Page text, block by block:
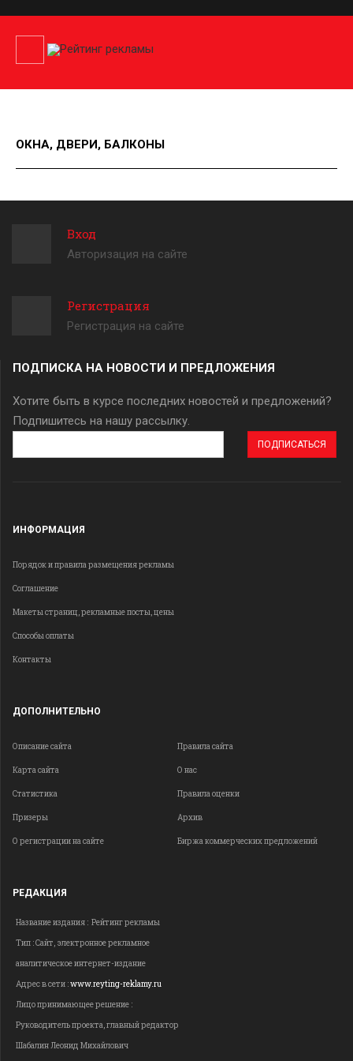
ОКНА, ДВЕРИ, БАЛКОНЫ
Вход
Авторизация на сайте
Регистрация
Регистрация на сайте
ПОДПИСКА НА НОВОСТИ И ПРЕДЛОЖЕНИЯ
Хотите быть в курсе последних новостей и предложений?
Подпишитесь на нашу рассылку.
эл.
ИНФОРМАЦИЯ
Порядок и правила размещения рекламы
Соглашение
Макеты страниц, рекламные посты, цены
Способы оплаты
Контакты
ДОПОЛНИТЕЛЬНО
Описание сайта Правила сайта
Карта сайта О нас
Статистика Правила оценки
Призеры Архив
О регистрации на сайте Биржа коммерческих предложений
РЕДАКЦИЯ
Название издания : Рейтинг рекламы
Тип : Сайт, электронное рекламное
аналитическое интернет-издание
Адрес в сети :www.reyting-reklamy.ru
Лицо принимающее решение :
Руководитель проекта, главный редактор
Шабалин Леонид Михайлович